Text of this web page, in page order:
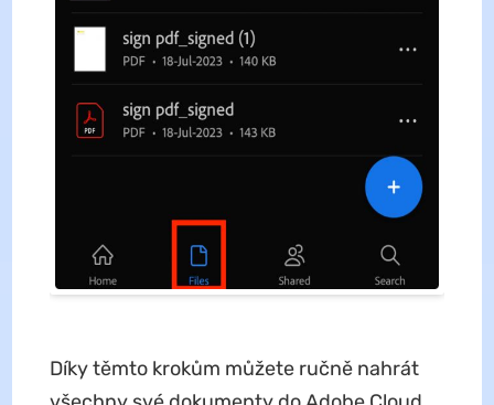
Díky těmto krokům můžete ručně nahrát